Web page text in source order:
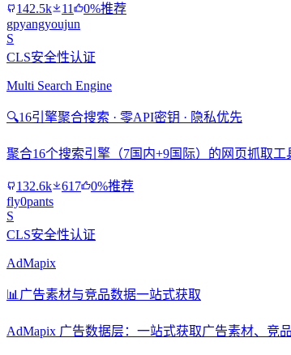
142.5k 11
0%推荐
gpyangyoujun
S
CLS安全性认证
Multi Search Engine
🔍16引擎聚合搜索 · 零API密钥 · 隐私优先
聚合16个搜索引擎（7国内+9国际）的网页抓取
132.6k 617
0%推荐
fly0pants
S
CLS安全性认证
AdMapix
📊 广告素材与竞品数据一站式获取
AdMapix 广告数据层：一站式获取广告素材、竞